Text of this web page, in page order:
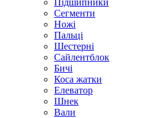
Підшипники
Сегменти
Ножі
Пальці
Шестерні
Сайлентблок
Бичі
Коса жатки
Елеватор
Шнек
Вали